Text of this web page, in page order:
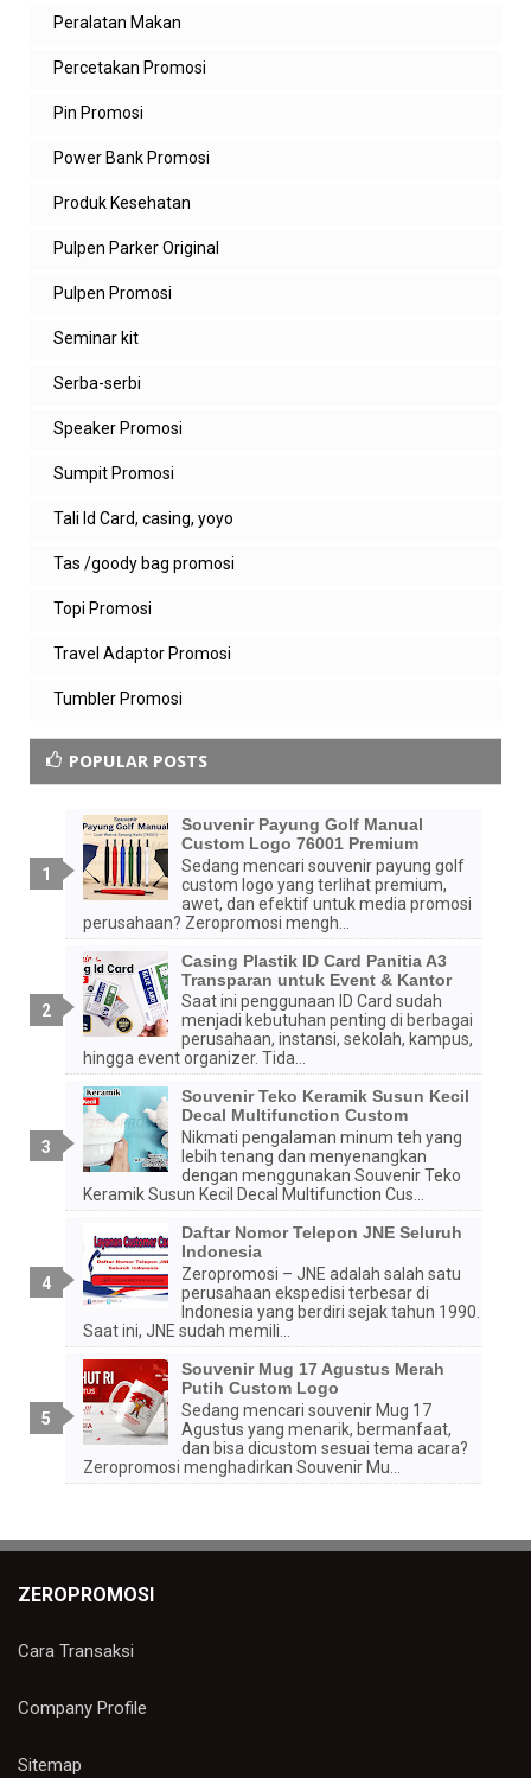
Peralatan Makan
Percetakan Promosi
Pin Promosi
Power Bank Promosi
Produk Kesehatan
Pulpen Parker Original
Pulpen Promosi
Seminar kit
Serba-serbi
Speaker Promosi
Sumpit Promosi
Tali Id Card, casing, yoyo
Tas /goody bag promosi
Topi Promosi
Travel Adaptor Promosi
Tumbler Promosi
POPULAR POSTS
Souvenir Payung Golf Manual
Custom Logo 76001 Premium
Sedang mencari souvenir payung golf
custom logo yang terlihat premium,
awet, dan efektif untuk media promosi
perusahaan? Zeropromosi mengh...
Casing Plastik ID Card Panitia A3
Transparan untuk Event & Kantor
Saat ini penggunaan ID Card sudah
menjadi kebutuhan penting di berbagai
perusahaan, instansi, sekolah, kampus,
hingga event organizer. Tida...
Souvenir Teko Keramik Susun Kecil
Decal Multifunction Custom
Nikmati pengalaman minum teh yang
lebih tenang dan menyenangkan
dengan menggunakan Souvenir Teko
Keramik Susun Kecil Decal Multifunction Cus...
Daftar Nomor Telepon JNE Seluruh
Indonesia
Zeropromosi – JNE adalah salah satu
perusahaan ekspedisi terbesar di
Indonesia yang berdiri sejak tahun 1990.
Saat ini, JNE sudah memili...
Souvenir Mug 17 Agustus Merah
Putih Custom Logo
Sedang mencari souvenir Mug 17
Agustus yang menarik, bermanfaat,
dan bisa dicustom sesuai tema acara?
Zeropromosi menghadirkan Souvenir Mu...
ZEROPROMOSI
Cara Transaksi
Company Profile
Sitemap